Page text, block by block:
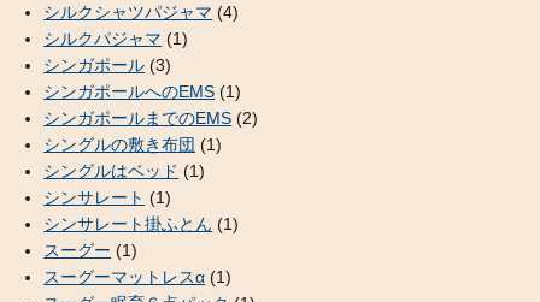
シルクシャツパジャマ (4)
シルクパジャマ (1)
シンガポール (3)
シンガポールへのEMS (1)
シンガポールまでのEMS (2)
シングルの敷き布団 (1)
シングルはベッド (1)
シンサレート (1)
シンサレート掛ふとん (1)
スーグー (1)
スーグーマットレスα (1)